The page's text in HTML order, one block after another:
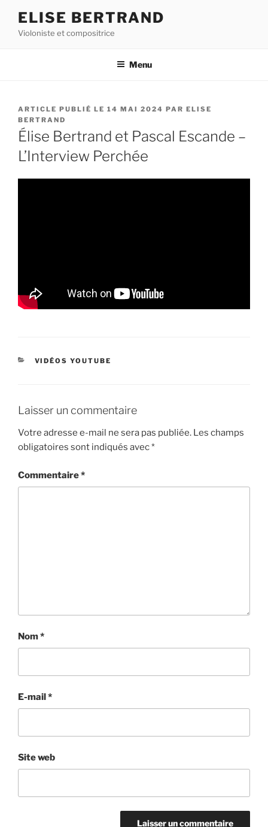
contenu
ELISE BERTRAND
Violoniste et compositrice
Menu
PUBLIÉ
LE
14 MAI 2024 PAR ELISE
BERTRAND
Élise Bertrand et Pascal Escande –
L’Interview Perchée
CATÉGORIES
VIDÉOS YOUTUBE
Laisser un commentaire
Votre adresse e-mail ne sera pas publiée. Les champs
obligatoires sont indiqués avec*
Commentaire*
Nom*
E-mail*
Site web